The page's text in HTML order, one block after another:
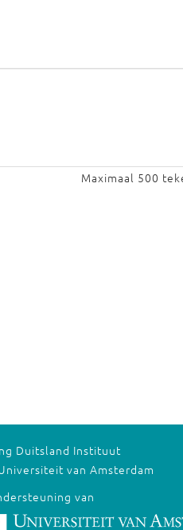
Maximaal 500
Duitsland Instituut
van Amsterdam
van